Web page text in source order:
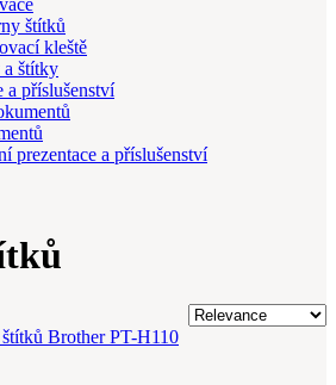
štítků
kleště
a štítky
a příslušenství
prezentace a příslušenství